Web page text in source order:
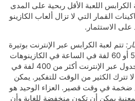
الكرابس اللعبة الأقل ربحية على المدى
القمار التي لا تزال ألعاب الكازينو
على الاستثمار.
تتم لعبة الكرابس عبر الإنترنت بوتيرة
سريعة جدًا. إذا رأينا 50 أو 60 لفة في الساعة في الكازينوهات
الأرضية ، فسيظهر الجدول عبر الإنترنت أكثر من 400 لفة في
تترك الكثير من الوقت للتفكير. يمكن
ضخمة في وقت قصير. العزاء الوحيد هو
يمكن أن تكون منخفضة للغاية وأن